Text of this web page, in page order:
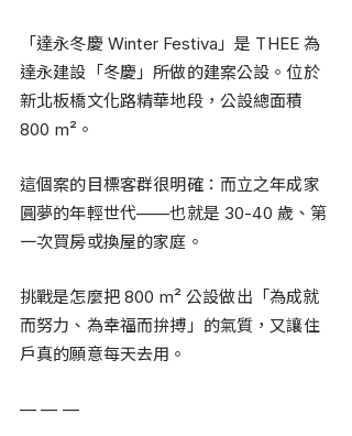
「達永冬慶 Winter Festiva」是 THEE 為
達永建設「冬慶」所做的建案公設。位於
新北板橋文化路精華地段，公設總面積
800 m²。
這個案的目標客群很明確：而立之年成家
圓夢的年輕世代——也就是 30-40 歲、第
一次買房或換屋的家庭。
挑戰是怎麼把 800 m² 公設做出「為成就
而努力、為幸福而拚搏」的氣質，又讓住
戶真的願意每天去用。
— — —